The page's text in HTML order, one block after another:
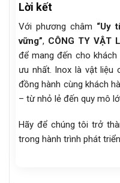
Lời kết
Với phương châm “Uy
vững”, CÔNG TY VẬT
để mang đến cho khách
ưu nhất. Inox là vật liệu
đồng hành cùng khách
– từ nhỏ lẻ đến quy mô
Hãy để chúng tôi trở
trong hành trình phát